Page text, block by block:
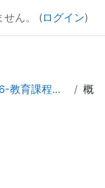
せん。 (ログイン)
2026-教育課程論（永国寺）